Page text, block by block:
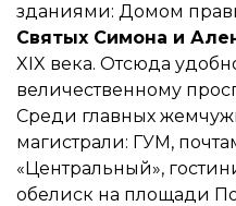
зданиями: Домом
Святых Симона и
XIX века. Отсюда
величественному
Среди главных
магистрали: ГУМ,
«Центральный»,
обелиск на площади